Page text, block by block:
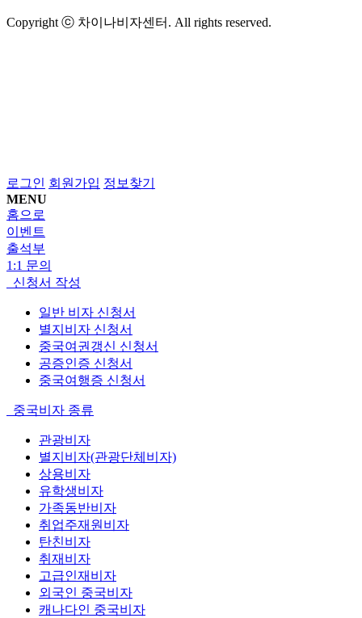
Copyright ⓒ 차이나비자센터. All rights reserved.
로그인 회원가입 정보찾기
MENU
홈으로
이벤트
출석부
1:1 문의
신청서 작성
일반 비자 신청서
별지비자 신청서
중국여권갱신 신청서
공증인증 신청서
중국여행증 신청서
중국비자 종류
관광비자
별지비자(관광단체비자)
상용비자
유학생비자
가족동반비자
취업주재원비자
탄친비자
취재비자
고급인재비자
외국인 중국비자
캐나다인 중국비자